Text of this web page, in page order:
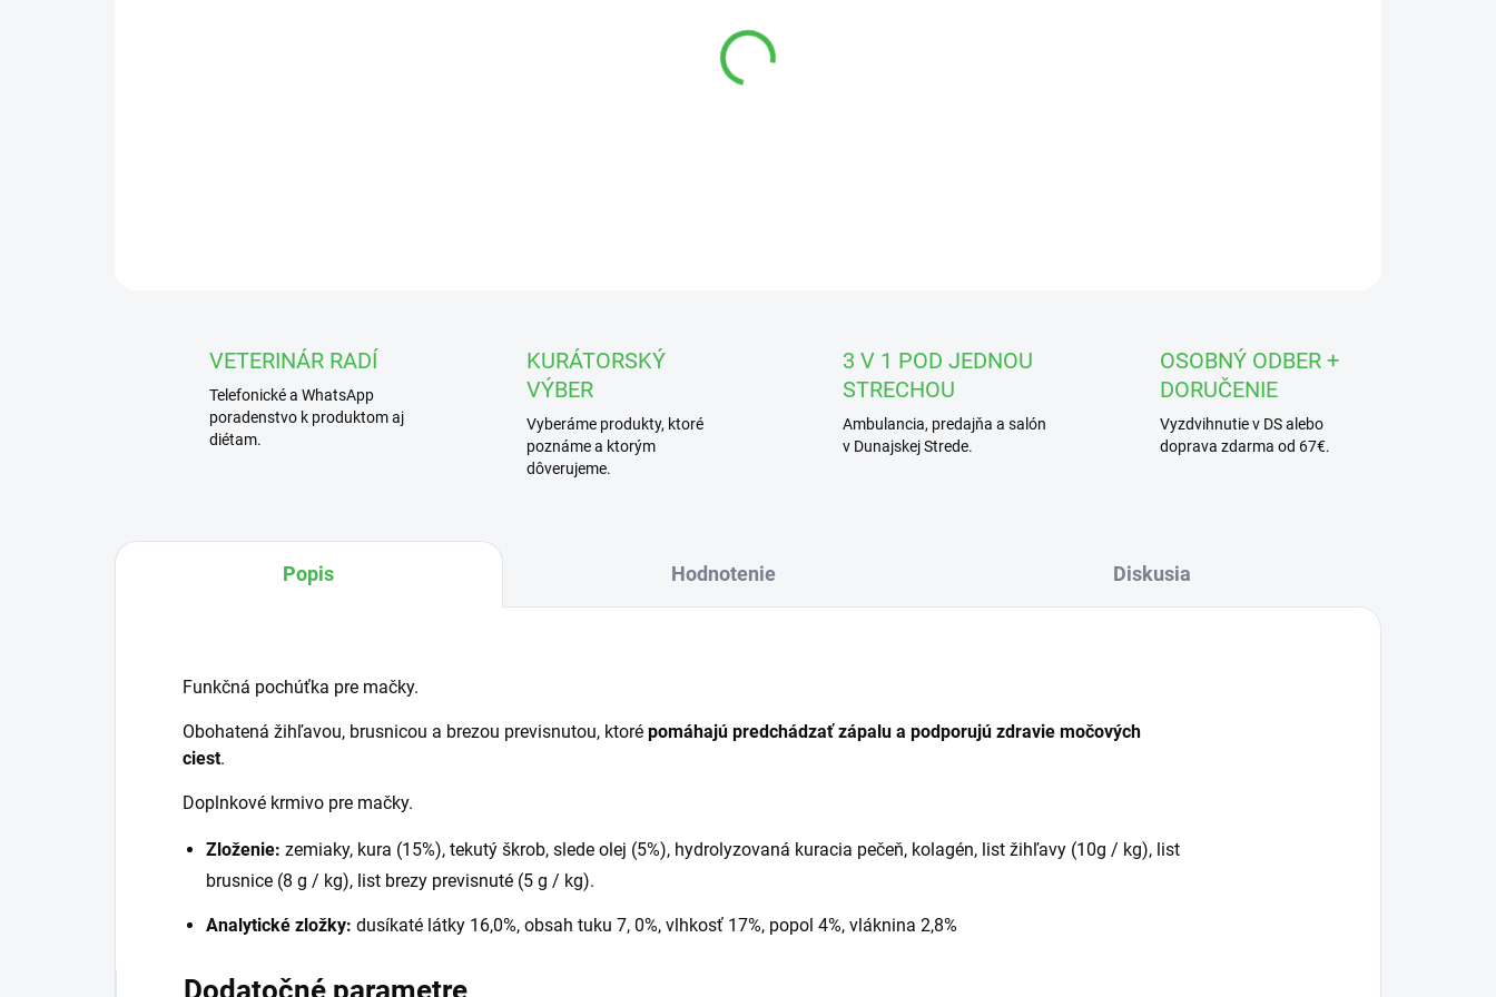
VETERINÁR RADÍ
Telefonické a WhatsApp
poradenstvo k produktom aj
diétam.
KURÁTORSKÝ
VÝBER
Vyberáme produkty, ktoré
poznáme a ktorým
dôverujeme.
3 V 1 POD JEDNOU
STRECHOU
Ambulancia, predajňa a salón
v Dunajskej Strede.
OSOBNÝ ODBER +
DORUČENIE
Vyzdvihnutie v DS alebo
doprava zdarma od 67€.
Popis Hodnotenie Diskusia
Funkčná pochúťka pre mačky.
Obohatená žihľavou, brusnicou a brezou previsnutou, ktoré pomáhajú predchádzať zápalu a podporujú zdravie močových
ciest.
Doplnkové krmivo pre mačky.
Zloženie: zemiaky, kura (15%), tekutý škrob, slede olej (5%), hydrolyzovaná kuracia pečeň, kolagén, list žihľavy (10g / kg), list
brusnice (8 g / kg), list brezy previsnuté (5 g / kg).
Analytické zložky: dusíkaté látky 16,0%, obsah tuku 7, 0%, vlhkosť 17%, popol 4%, vláknina 2,8%